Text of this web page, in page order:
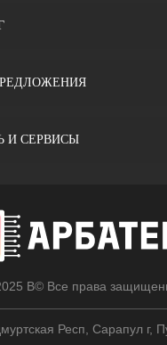
И СЕРВИСЫ
В© Все права
Респ, Сарапул г,